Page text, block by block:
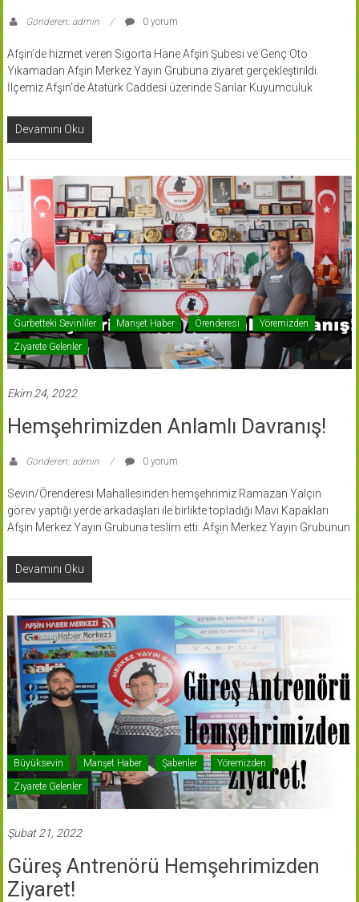
Gönderen: admin 0 yorum
Afşin’de hizmet veren Sigorta Hane Afşin Şubesi ve Genç Oto
Yıkamadan Afşin Merkez Yayın Grubuna ziyaret gerçekleştirildi.
İlçemiz Afşin’de Atatürk Caddesi üzerinde Sarılar Kuyumculuk
Devamını Oku
Gurbetteki Sevinliler Manşet Haber Örenderesi Yöremizden
Ziyarete Gelenler
Ekim 24, 2022
Hemşehrimizden Anlamlı Davranış!
Gönderen: admin 0 yorum
Sevin/Örenderesi Mahallesinden hemşehrimiz Ramazan Yalçın
görev yaptığı yerde arkadaşları ile birlikte topladığı Mavi Kapakları
Afşin Merkez Yayın Grubuna teslim etti. Afşin Merkez Yayın Grubunun
Devamını Oku
Büyüksevin Manşet Haber Şabenler Yöremizden
Ziyarete Gelenler
Şubat 21, 2022
Güreş Antrenörü Hemşehrimizden
Ziyaret!